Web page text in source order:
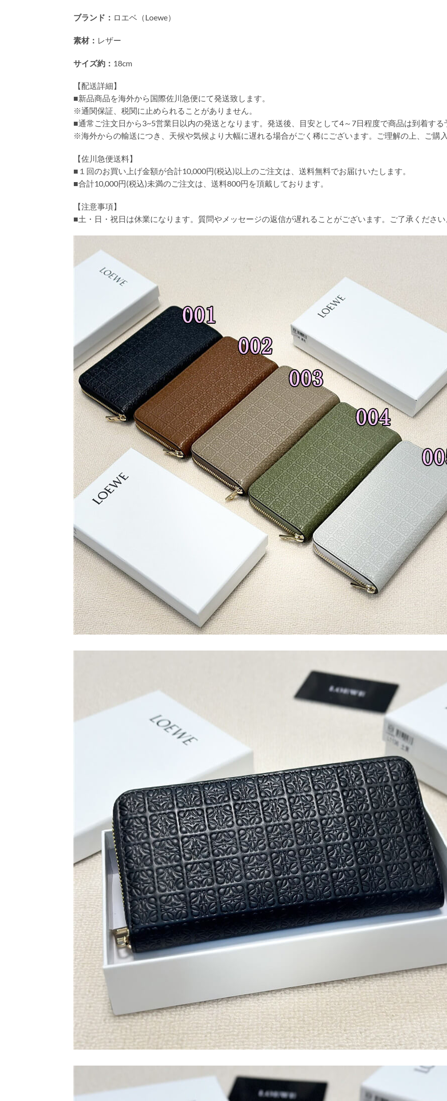
ブランド： ロエベ（Loewe）
素材： レザー
サイズ約： 18cm
【配送詳細】
■新品商品を海外から国際佐川急便にて発送致します。
※通関保証、税関に止められることがありません。
■通常ご注文日から3~5営業日以内の発送となります。発送後、目安として4～7日程度で商品は到着する
※海外からの輸送につき、天候や気候より大幅に遅れる場合がごく稀にございます。ご理解の上、ご購
【佐川急便送料】
■１回のお買い上げ金額が合計10,000円(税込)以上のご注文は、送料無料でお届けいたします。
■合計10,000円(税込)未満のご注文は、送料800円を頂戴しております。
【注意事項】
■土・日・祝日は休業になります。質問やメッセージの返信が遅れることがございます。ご了承くださ